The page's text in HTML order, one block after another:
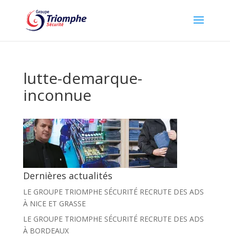
lutte-demarque-
inconnue
Dernières actualités
LE GROUPE TRIOMPHE SÉCURITÉ RECRUTE DES ADS
À NICE ET GRASSE
LE GROUPE TRIOMPHE SÉCURITÉ RECRUTE DES ADS
À BORDEAUX